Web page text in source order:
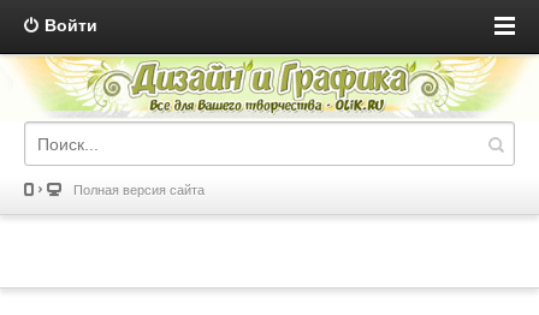
Войти
Полная версия сайта